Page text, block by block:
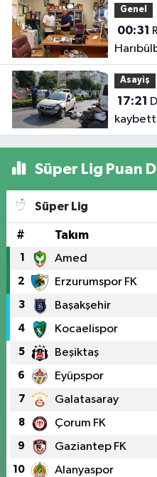
Genel
00:31
Asayiş
17:21
çarptı
Süper Lig Puan
Süper Lig
# Takım
1 Amed
2 Erzurumspor FK
3 Başakşehir
4 Kocaelispor
5 Beşiktaş
6 Eyüpspor
7 Galatasaray
8 Çorum FK
9 Gaziantep FK
10 Alanyaspor